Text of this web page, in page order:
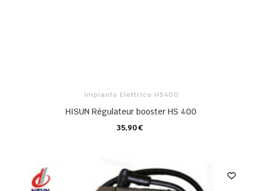
Impianto Elettrico HS400
HISUN Régulateur booster HS 400
35,90 €
CARRELLO